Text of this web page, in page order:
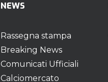
NEWS
Rassegna stampa
Breaking News
Comunicati Ufficiali
Calciomercato